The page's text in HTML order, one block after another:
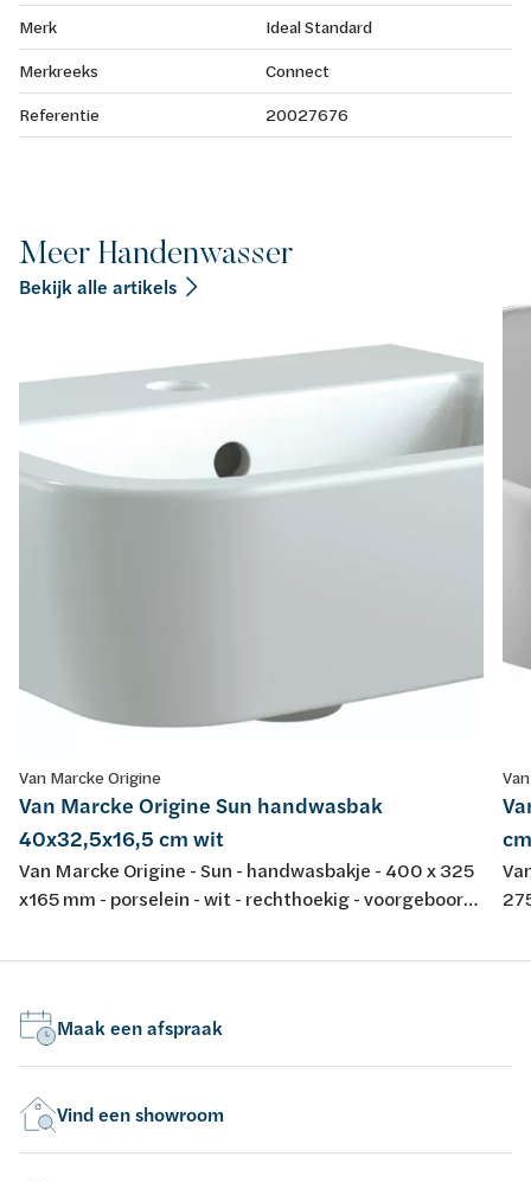
Merk
Ideal Standard
Merkreeks
Connect
Referentie
20027676
Meer Handenwasser
Bekijk alle artikels
Van Marcke Origine
Van Marcke Origine Sun handwasbak
40x32,5x16,5 cm wit
Van Marcke Origine - Sun - handwasbakje - 400 x 325
x165 mm - porselein - wit - rechthoekig - voorgeboord
Maak een afspraak
Vind een showroom